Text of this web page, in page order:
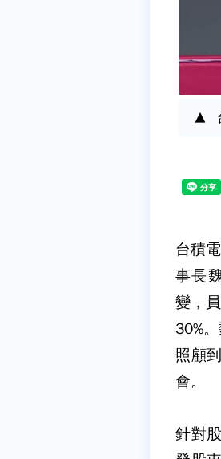
台積
事長
變，
30%
照顧
會。
針對